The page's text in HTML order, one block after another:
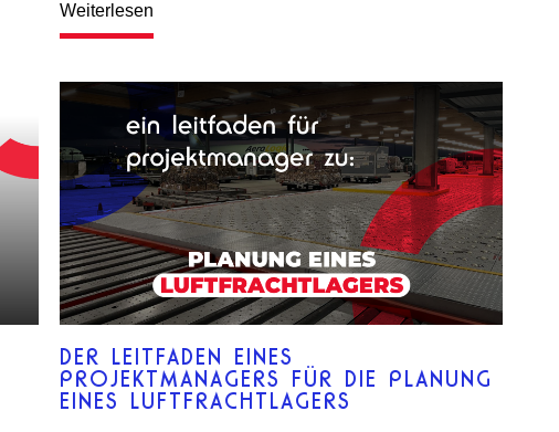
Weiterlesen
DER LEITFADEN EINES
PROJEKTMANAGERS FÜR DIE PLANUNG
EINES LUFTFRACHTLAGERS